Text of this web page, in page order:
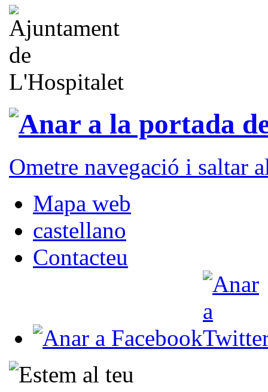
Ometre navegació i saltar
Mapa web
castellano
Contacteu